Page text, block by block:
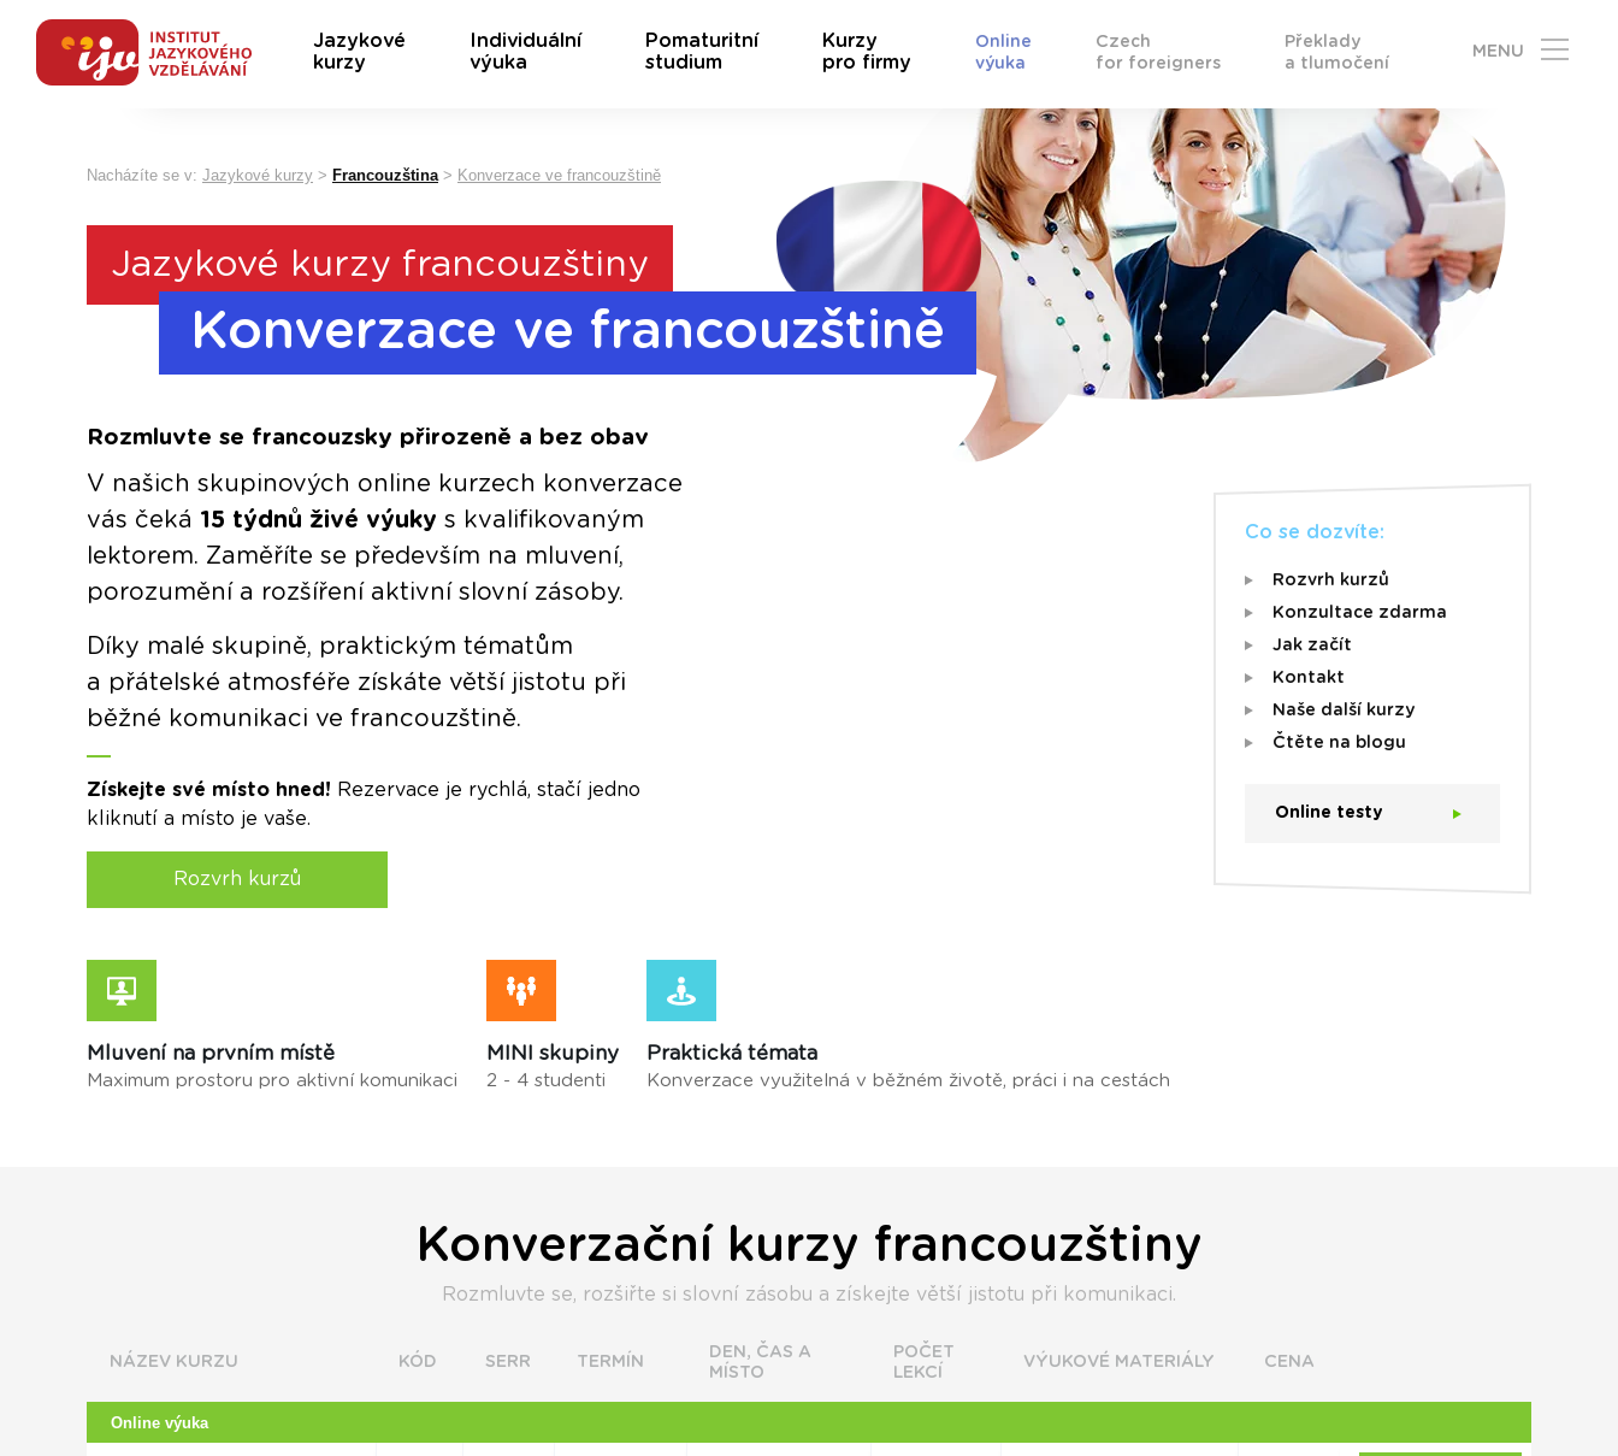
Jazykové
kurzy
Individuální
výuka
Pomaturitní
studium
Kurzy
pro firmy
Online
výuka
Czech
for foreigners
Překlady
a tlumočení
MENU
Nacházíte se v: Jazykové kurzy > Francouzština> Konverzace ve francouzštině
Jazykové kurzy francouzštiny
Konverzace ve francouzštině
Rozmluvte se francouzsky přirozeně a bez obav
V našich skupinových online kurzech konverzace
vás čeká 15 týdnů živé výuky s kvalifikovaným
lektorem. Zaměříte se především na mluvení,
porozumění a rozšíření aktivní slovní zásoby.
Díky malé skupině, praktickým tématům
a přátelské atmosféře získáte větší jistotu při
běžné komunikaci ve francouzštině.
Získejte své místo hned! Rezervace je rychlá, stačí jedno
kliknutí a místo je vaše.
Rozvrh kurzů
Mluvení na prvním místě
Maximum prostoru pro aktivní komunikaci
MINI skupiny
2 - 4 studenti
Praktická témata
Konverzace využitelná v běžném životě, práci i na cestách
Co se dozvíte:
Rozvrh kurzů
Konzultace zdarma
Jak začít
Kontakt
Naše další kurzy
Čtěte na blogu
Online testy
Konverzační kurzy francouzštiny
Rozmluvte se, rozšiřte si slovní zásobu a získejte větší jistotu při komunikaci.
NÁZEV KURZU KÓD SERR TERMÍN
DEN, ČAS A
MÍSTO
POČET
LEKCÍ
VÝUKOVÉ MATERIÁLY CENA
Online výuka